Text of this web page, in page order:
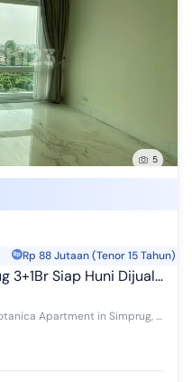
5
Rp 88 Jutaan (Tenor 15 Tahun)
Huni Dijual - Best Family Size
Fast sale. Most Favourite unit size. Botanica Apartment in Simprug, South Jakarta - 288 m2 - 3 bedroom - 3 ensuite bathroom - 1 working room (ca...